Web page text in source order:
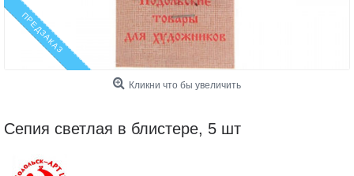
ПРЕДЗАКАЗ
Кликни что бы увеличить
Сепия светлая в блистере, 5 шт